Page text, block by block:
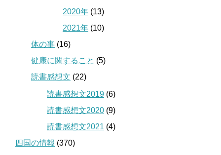
2020年 (13)
2021年 (10)
体の事 (16)
健康に関すること (5)
読書感想文 (22)
読書感想文2019 (6)
読書感想文2020 (9)
読書感想文2021 (4)
四国の情報 (370)